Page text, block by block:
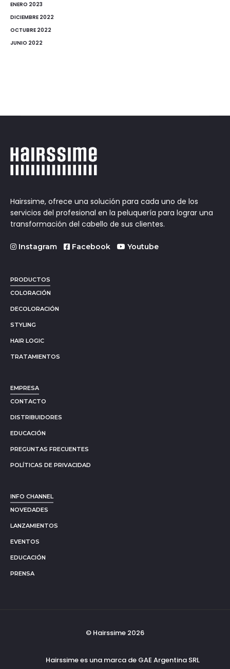
ENERO 2023
DICIEMBRE 2022
OCTUBRE 2022
JUNIO 2022
Hairssime, ofrece una solución para cada uno de los
servicios del profesional en la peluquería para lograr una
transformación del cabello de sus clientes.
Instagram Facebook Youtube
PRODUCTOS
COLORACIÓN
DECOLORACIÓN
STYLING
HAIR LOGIC
TRATAMIENTOS
EMPRESA
CONTACTO
DISTRIBUIDORES
EDUCACIÓN
PREGUNTAS FRECUENTES
POLÍTICAS DE PRIVACIDAD
INFO CHANNEL
NOVEDADES
LANZAMIENTOS
EVENTOS
EDUCACIÓN
PRENSA
© Hairssime 2026
Hairssime es una marca de GAE Argentina SRL